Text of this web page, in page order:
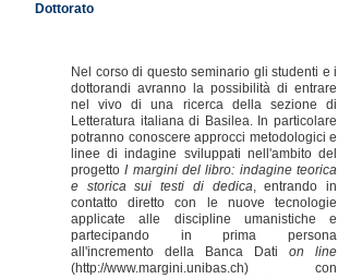
Dottorato
Nel corso di questo seminario gli studenti e i
dottorandi avranno la possibilità di entrare
nel vivo di una ricerca della sezione di
Letteratura italiana di Basilea. In particolare
potranno conoscere approcci metodologici e
linee di indagine sviluppati nell'ambito del
progettoI margini del libro: indagine teorica
e storica sui testi di dedica, entrando in
contatto diretto con le nuove tecnologie
applicate alle discipline umanistiche e
partecipando in prima persona
all'incremento della Banca Dati on line
(http://www.margini.unibas.ch) con